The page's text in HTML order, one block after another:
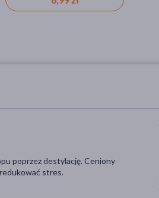
poprzez destylację. Ceniony
stres.